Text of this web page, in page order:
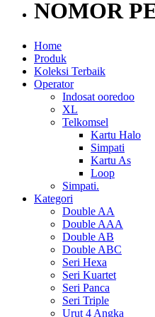
NOMOR
Home
Produk
Koleksi Terbaik
Operator
Indosat ooredoo
XL
Telkomsel
Kartu Halo
Simpati
Kartu As
Loop
Simpati.
Kategori
Double AA
Double AAA
Double AB
Double ABC
Seri Hexa
Seri Kuartet
Seri Panca
Seri Triple
Urut 4 Angka